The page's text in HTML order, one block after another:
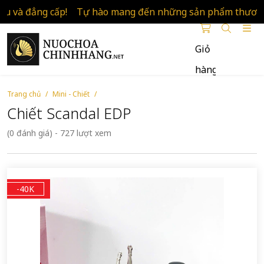
cấp! Tự hào mang đến những sản phẩm thương hiệu
Chính
Hãng
Giỏ
hàng
Trang chủ Mini - Chiết
Chiết Scandal EDP
(0 đánh giá) - 727 lượt xem
-40K